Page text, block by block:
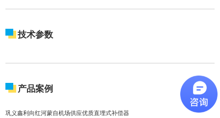
技术参数
产品案例
巩义鑫利向红河蒙自机场供应优质直埋式补偿器